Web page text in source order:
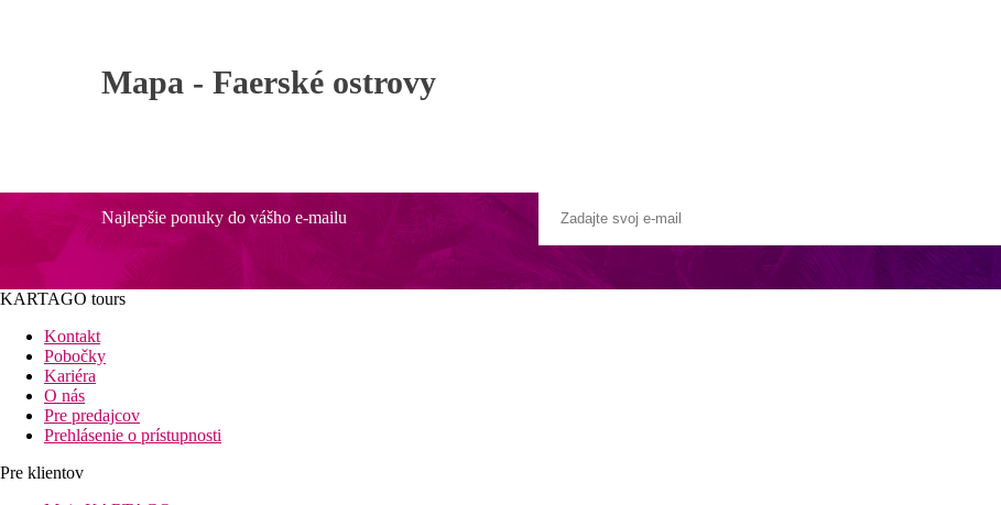
Mapa - Faerské ostrovy
Najlepšie ponuky do vášho e-mailu
KARTAGO tours
Kontakt
Pobočky
Kariéra
O nás
Pre predajcov
Prehlásenie o prístupnosti
Pre klientov